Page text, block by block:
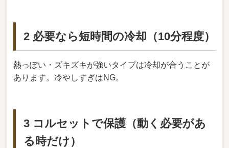
2 必要なら短時間の冷却（10分程度）
熱っぽい・ズキズキが強いタイプは冷却が合うことが
あります。冷やしすぎはNG。
3 コルセットで保護（動く必要があ
る時だけ）